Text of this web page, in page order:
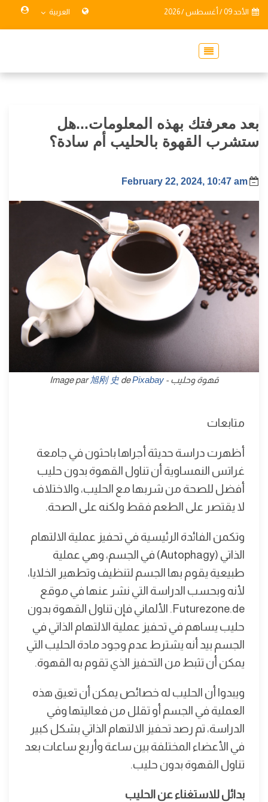
الأحد 09 / أغسطس / 2026 العربية
بعد معرفتك بهذه المعلومات...هل
ستشرب القهوة بالحليب أم سادة؟
February 22, 2024, 10:47 am
قهوة وحليب - Image par 旭刚 史 dePixabay
متابعات
أظهرت دراسة حديثة أجراها باحثون في جامعة
غراتس النمساوية أن تناول القهوة بدون حليب
أفضل للصحة من شربها مع الحليب، والاختلاف
لا يقتصر على الطعم فقط ولكنه على الصحة.
وتكمن الفائدة الرئيسية في تحفيز عملية الالتهام
الذاتي (Autophagy) في الجسم، وهي عملية
طبيعية يقوم بها الجسم لتنظيف وتطهير الخلايا،
لأنه وبحسب الدراسة التي نشر عنها في موقع
Futurezone.de. الألماني فإن تناول القهوة بدون
حليب يساهم في تحفيز عملية الالتهام الذاتي في
الجسم بيد أنه يشترط عدم وجود مادة الحليب التي
يمكن أن تثبط من التحفيز الذي تقوم به القهوة.
ويبدوا أن الحليب له خصائص يمكن أن تعيق هذه
العملية في الجسم أو تقلل من فعاليتها وفي
الدراسة، تم رصد تحفيز الالتهام الذاتي بشكل كبير
في الأعضاء المختلفة بين ساعة وأربع ساعات بعد
تناول القهوة بدون حليب.
بدائل للاستغناء عن الحليب